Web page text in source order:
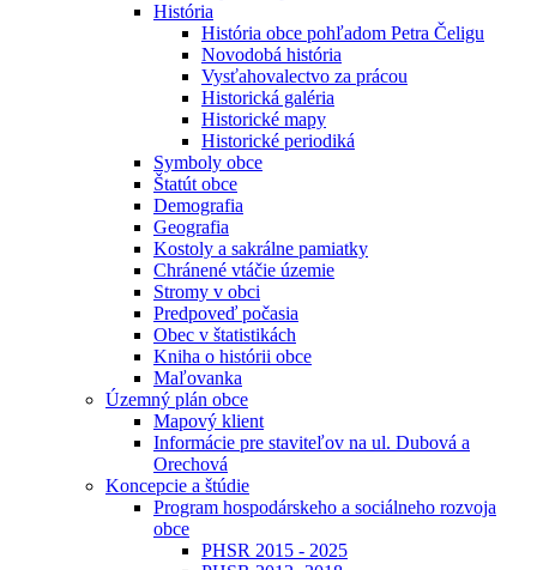
História
História obce pohľadom Petra Čeligu
Novodobá história
Vysťahovalectvo za prácou
Historická galéria
Historické mapy
Historické periodiká
Symboly obce
Štatút obce
Demografia
Geografia
Kostoly a sakrálne pamiatky
Chránené vtáčie územie
Stromy v obci
Predpoveď počasia
Obec v štatistikách
Kniha o histórii obce
Maľovanka
Územný plán obce
Mapový klient
Informácie pre staviteľov na ul. Dubová a
Orechová
Koncepcie a štúdie
Program hospodárskeho a sociálneho rozvoja
obce
PHSR 2015 - 2025